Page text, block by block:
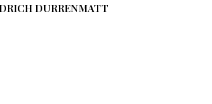
DURRENMATT